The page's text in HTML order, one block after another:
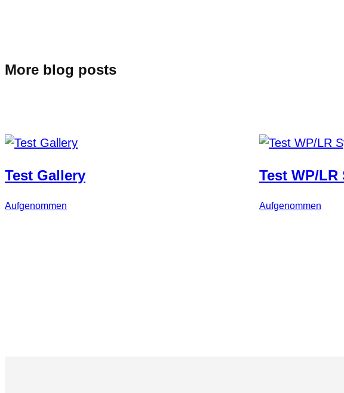
More blog posts
Test Gallery
Aufgenommen
Test WP/LR
Aufgenommen